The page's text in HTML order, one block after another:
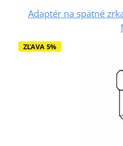
Adaptér na spätné
ZĽAVA 5%